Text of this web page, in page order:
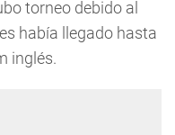
torneo debido al
había llegado hasta
inglés.